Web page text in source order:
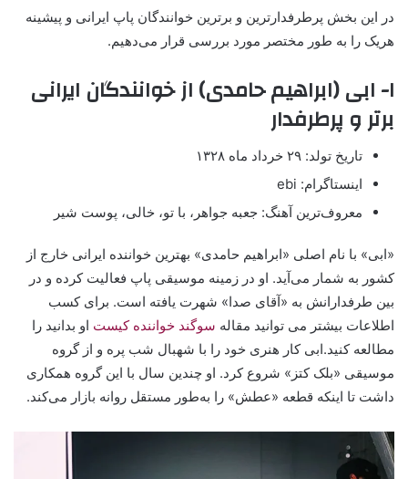
در این بخش پرطرفدارترین و برترین خوانندگان پاپ ایرانی و پیشینه
هریک را به طور مختصر مورد بررسی قرار می‌دهیم.
۱- ابی (ابراهیم حامدی) از خوانندگان ایرانی
برتر و پرطرفدار
تاریخ تولد: ۲۹ خرداد ماه ۱۳۲۸
اینستاگرام: ebi
معروف‌ترین آهنگ: جعبه جواهر، با تو، خالی، پوست شیر
«ابی» با نام اصلی «ابراهیم حامدی» بهترین خواننده ایرانی خارج از
کشور به شمار می‌آید. او در زمینه موسیقی پاپ فعالیت کرده و در
بین طرفدارانش به «آقای صدا» شهرت یافته است. برای کسب
اطلاعات بیشتر می توانید مقاله سوگند خواننده کیست او بدانید را
مطالعه کنید.ابی کار هنری خود را با شهبال شب پره و از گروه
موسیقی «بلک کتز» شروع کرد. او چندین سال با این گروه همکاری
داشت تا اینکه قطعه «عطش» را به‌طور مستقل روانه بازار می‌کند.